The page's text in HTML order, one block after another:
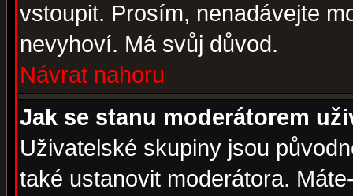
vstoupit. Prosím, nenadávejte
nevyhoví. Má svůj důvod.
Návrat nahoru
Jak se stanu moderátorem
Uživatelské skupiny jsou
také ustanovit moderátora.